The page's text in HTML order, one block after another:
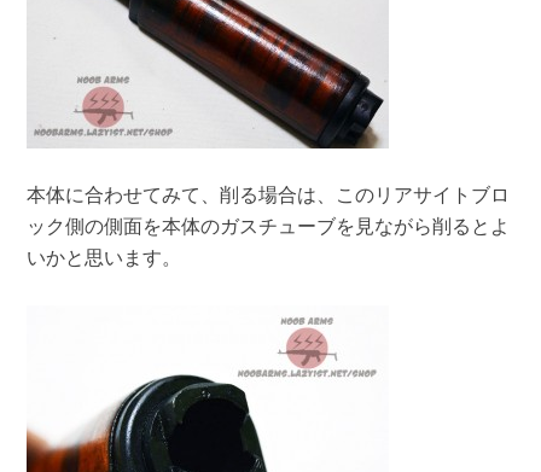
本体に合わせてみて、削る場合は、このリアサイトブロ
ック側の側面を本体のガスチューブを見ながら削るとよ
いかと思います。